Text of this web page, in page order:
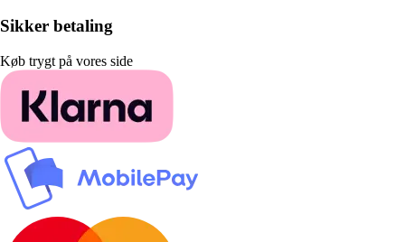
Sikker betaling
Køb trygt på vores side